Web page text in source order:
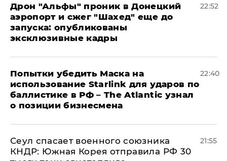
Дрон "Альфы" проник в Донецкий
аэропорт и сжег "Шахед" еще до
запуска: опубликованы
эксклюзивные кадры
22:52
Попытки убедить Маска на
использование Starlink для ударов по
баллистике в РФ – The Atlantic узнал
о позиции бизнесмена
22:40
​Сеул спасает военного союзника
КНДР: Южная Корея отправила РФ 30
21:55